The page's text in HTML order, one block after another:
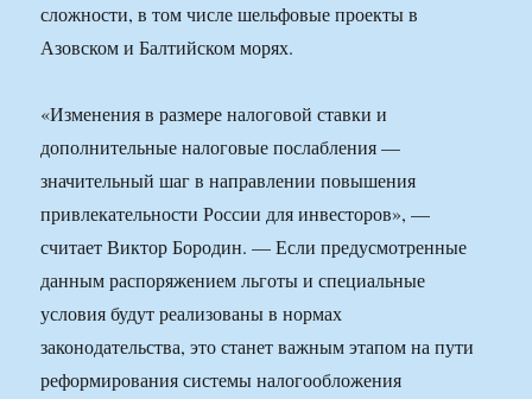
сложности, в том числе шельфовые проекты в
Азовском и Балтийском морях.
«Изменения в размере налоговой ставки и
дополнительные налоговые послабления —
значительный шаг в направлении повышения
привлекательности России для инвесторов», —
считает Виктор Бородин. — Если предусмотренные
данным распоряжением льготы и специальные
условия будут реализованы в нормах
законодательства, это станет важным этапом на пути
реформирования системы налогообложения